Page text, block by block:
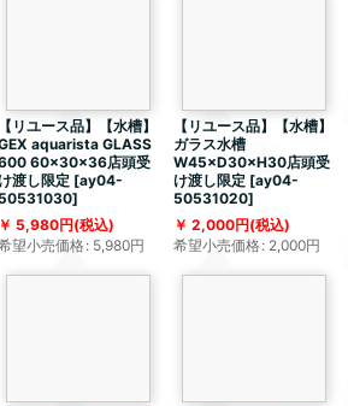
【リユース品】【水槽】
aquarista GLASS
60×30×36店頭受
渡し限定 [ay04-
]
5,980円(税込)
望小売価格: 5,980円
【リユース品】【水槽】
ガラス水槽
W45×D30×H30店頭受
け渡し限定 [ay04-
50531020]
2,000円(税込)
希望小売価格: 2,000円